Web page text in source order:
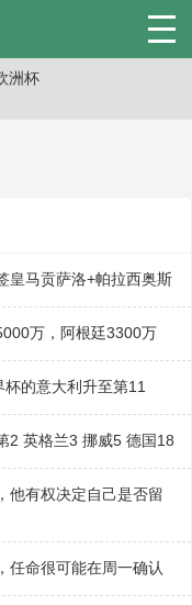
洲杯
皇马贡萨洛+帕拉西奥斯
万，阿根廷3300万
的意大利升至第11
2 英格兰3 挪威5 德国18
他有权决定自己是否留
任命很可能在周一确认